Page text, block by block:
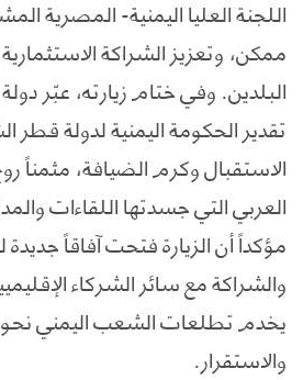
اللجنة العليا اليمنية- المصرية
ممكن، وتعزيز الشراكة
البلدين. وفي ختام زيارته، عبّر
تقدير الحكومة اليمنية لدولة
الاستقبال وكرم الضيافة، مثمناً
العربي التي جسدتها اللقاءات
مؤكداً أن الزيارة فتحت آفاقاً جديدة
والشراكة مع سائر الشركاء
يخدم تطلعات الشعب اليمني نحو
والاستقرار.